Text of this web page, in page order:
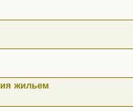
жильем